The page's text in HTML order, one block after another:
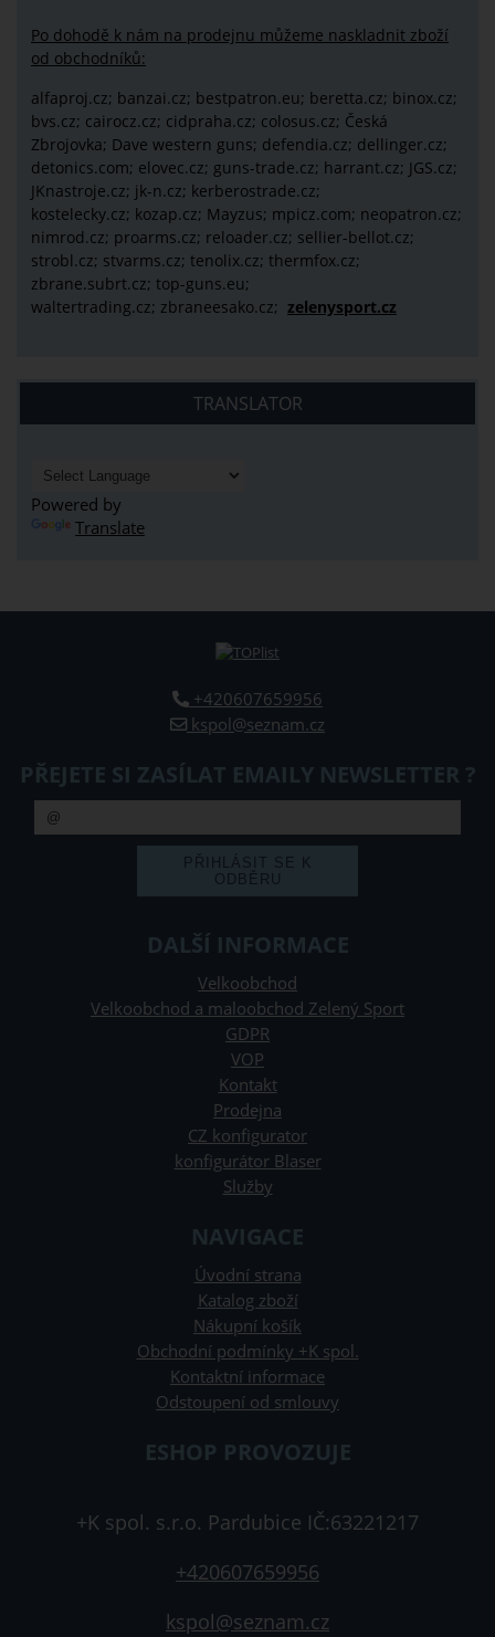
Po dohodě k nám na prodejnu můžeme naskladnit zboží
od obchodníků:
alfaproj.cz; banzai.cz; bestpatron.eu; beretta.cz; binox.cz;
bvs.cz; cairocz.cz; cidpraha.cz; colosus.cz; Česká
Zbrojovka; Dave western guns; defendia.cz; dellinger.cz;
detonics.com; elovec.cz; guns-trade.cz; harrant.cz; JGS.cz;
JKnastroje.cz; jk-n.cz; kerberostrade.cz;
kostelecky.cz; kozap.cz; Mayzus; mpicz.com; neopatron.cz;
nimrod.cz; proarms.cz; reloader.cz; sellier-bellot.cz;
strobl.cz; stvarms.cz; tenolix.cz; thermfox.cz;
zbrane.subrt.cz; top-guns.eu;
waltertrading.cz; zbraneesako.cz; zelenysport.cz
TRANSLATOR
Powered by
Translate
+420607659956
kspol@seznam.cz
PŘEJETE SI ZASÍLAT EMAILY NEWSLETTER ?
DALŠÍ INFORMACE
Velkoobchod
Velkoobchod a maloobchod Zelený Sport
GDPR
VOP
Kontakt
Prodejna
CZ konfigurator
konfigurátor Blaser
Služby
NAVIGACE
Úvodní strana
Katalog zboží
Nákupní košík
Obchodní podmínky +K spol.
Kontaktní informace
Odstoupení od smlouvy
ESHOP PROVOZUJE
+K spol. s.r.o. Pardubice IČ:63221217
+420607659956
kspol@seznam.cz